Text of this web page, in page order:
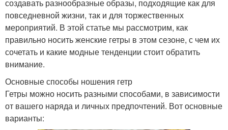
создавать разнообразные образы, подходящие как для
повседневной жизни, так и для торжественных
мероприятий. В этой статье мы рассмотрим, как
правильно носить женские гетры в этом сезоне, с чем их
сочетать и какие модные тенденции стоит обратить
внимание.
Основные способы ношения гетр
Гетры можно носить разными способами, в зависимости
от вашего наряда и личных предпочтений. Вот основные
варианты: